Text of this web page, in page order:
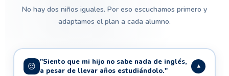
No hay dos niños iguales. Por eso escuchamos primero y
adaptamos el plan a cada alumno.
😔 "Siento que mi hijo no sabe nada de inglés,
a pesar de llevar años estudiándolo."
▾